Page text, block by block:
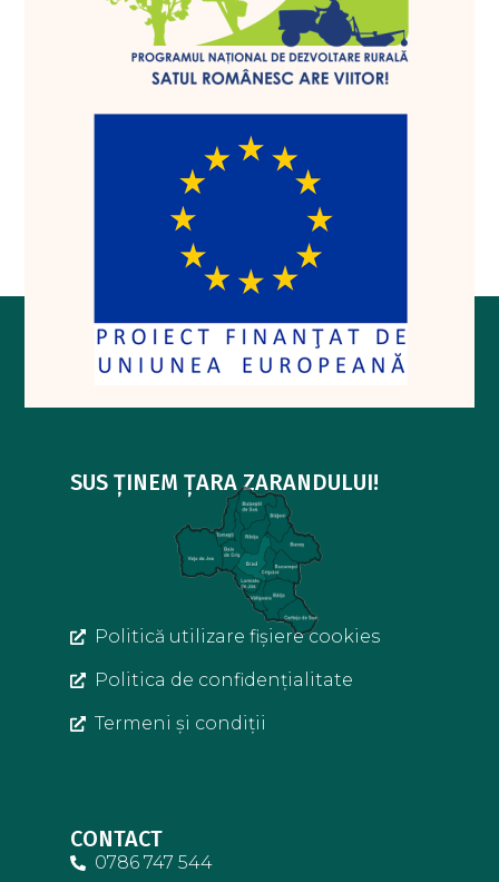
SUS ȚINEM ȚARA ZARANDULUI!
Politică utilizare fișiere cookies
Politica de confidențialitate
Termeni și condiții
CONTACT
0786 747 544